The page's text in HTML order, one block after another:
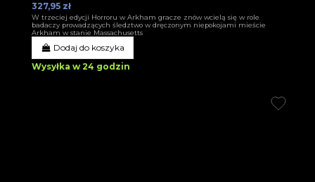
327,95 zł
W trzeciej edycji Horroru w Arkham gracze znów wcielą się w role
badaczy prowadzących śledztwo w dręczonym niepokojami mieście
Arkham w stanie Massachusetts
Dodaj do koszyka
Wysyłka w 24 godzin